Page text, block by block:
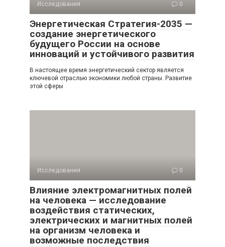
Исследования 0
Энергетическая Стратегия-2035 —
создание энергетического
будущего России на основе
инноваций и устойчивого развития
В настоящее время энергетический сектор является
ключевой отраслью экономики любой страны. Развитие
этой сферы
Исследования 0
Влияние электромагнитных полей
на человека — исследование
воздействия статических,
электрических и магнитных полей
на организм человека и
возможные последствия